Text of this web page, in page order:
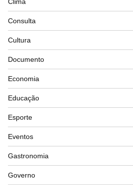
Consulta
Cultura
Documento
Economia
Educação
Esporte
Eventos
Gastronomia
Governo